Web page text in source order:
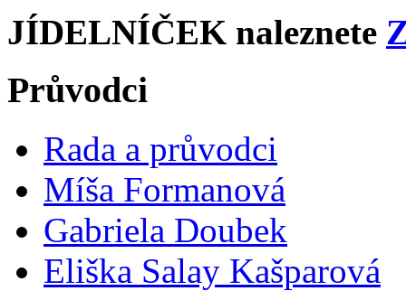
JÍDELNÍČEK naleznete
Průvodci
Rada a průvodci
Míša Formanová
Gabriela Doubek
Eliška Salay Kašparová